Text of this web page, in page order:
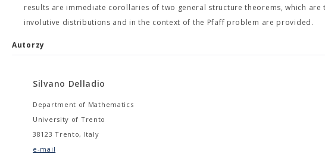
results are immediate corollaries of two general structure theorems, which
involutive distributions and in the context of the Pfaff problem are provided.
Autorzy
Silvano Delladio
Department of Mathematics
University of Trento
38123 Trento, Italy
e-mail